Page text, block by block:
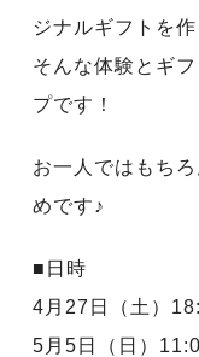
ジナルギフトを
そんな体験とギ
プです！
お一人ではもち
めです♪
■日時
4月27日（土）
5月5日（日）